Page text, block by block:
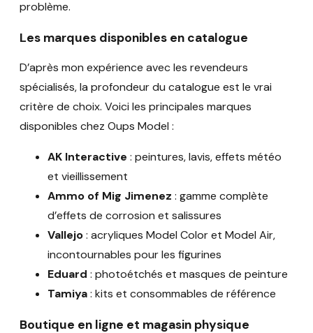
problème.
Les marques disponibles en catalogue
D’après mon expérience avec les revendeurs
spécialisés, la profondeur du catalogue est le vrai
critère de choix. Voici les principales marques
disponibles chez Oups Model :
AK Interactive : peintures, lavis, effets météo
et vieillissement
Ammo of Mig Jimenez : gamme complète
d’effets de corrosion et salissures
Vallejo: acryliques Model Color et Model Air,
incontournables pour les figurines
Eduard : photoétchés et masques de peinture
Tamiya: kits et consommables de référence
Boutique en ligne et magasin physique